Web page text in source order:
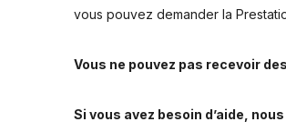
vous pouvez demander la
Vous ne pouvez pas recevoir
Si vous avez besoin d’aide,